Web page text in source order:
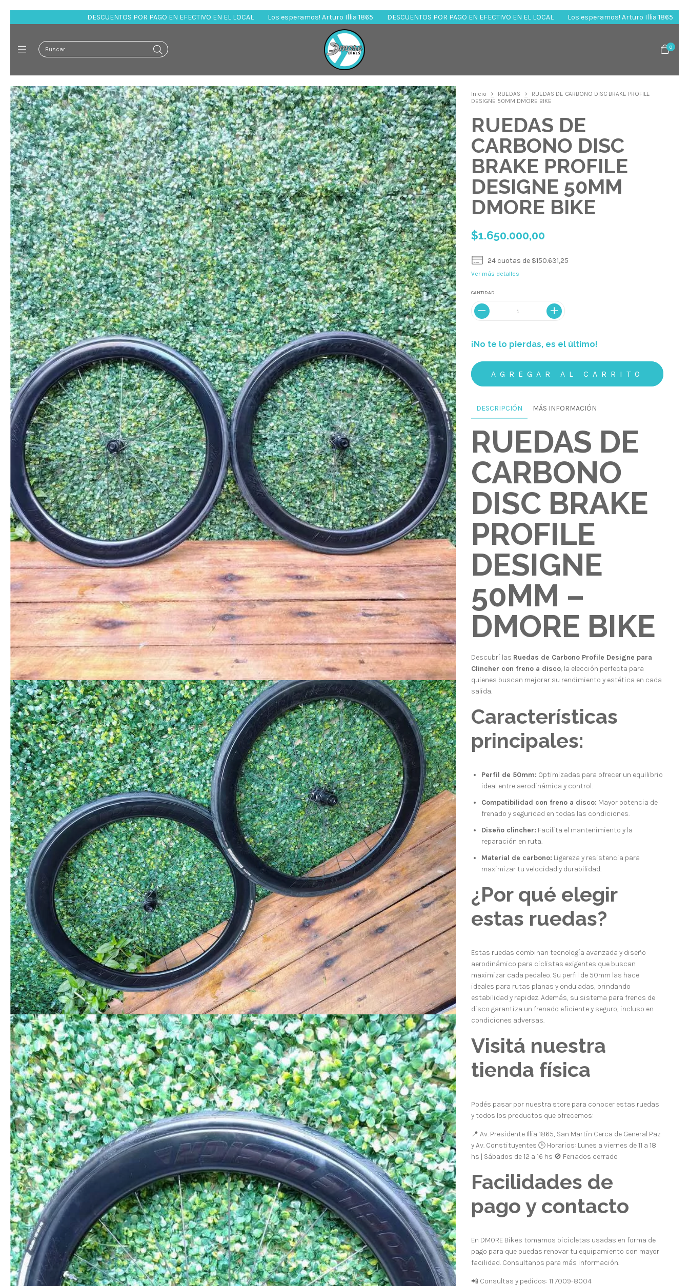
POR PAGO EN EFECTIVO EN EL LOCAL Los esperamos! Arturo Illia 1865 DESCUENTOS POR PAGO EN EFECTIVO EN EL LOCAL Los esperamos! Arturo Illia 1865 DESCUENTOS POR PAGO EN
0
Inicio > RUEDAS >
RUEDAS DE CARBONO DISC BRAKE PROFILE
DESIGNE 50MM DMORE BIKE
RUEDAS DE
CARBONO DISC
BRAKE PROFILE
DESIGNE 50MM
DMORE BIKE
$1.650.000,00
24 cuotas de $150.631,25
Ver más detalles
CANTIDAD
¡No te lo pierdas, es el último!
DESCRIPCIÓN MÁS INFORMACIÓN
RUEDAS DE
CARBONO
DISC BRAKE
PROFILE
DESIGNE
50MM –
DMORE BIKE
Descubrí las Ruedas de Carbono Profile Designe para
Clincher con freno a disco, la elección perfecta para
quienes buscan mejorar su rendimiento y estética en cada
salida.
Características
principales:
Perfil de 50mm: Optimizadas para ofrecer un equilibrio
ideal entre aerodinámica y control.
Compatibilidad con freno a disco: Mayor potencia de
frenado y seguridad en todas las condiciones.
Diseño clincher: Facilita el mantenimiento y la
reparación en ruta.
Material de carbono: Ligereza y resistencia para
maximizar tu velocidad y durabilidad.
¿Por qué elegir
estas ruedas?
Estas ruedas combinan tecnología avanzada y diseño
aerodinámico para ciclistas exigentes que buscan
maximizar cada pedaleo. Su perfil de 50mm las hace
ideales para rutas planas y onduladas, brindando
estabilidad y rapidez. Además, su sistema para frenos de
disco garantiza un frenado eficiente y seguro, incluso en
condiciones adversas.
Visitá nuestra
tienda física
Podés pasar por nuestra store para conocer estas ruedas
y todos los productos que ofrecemos:
📍 Av. Presidente Illia 1865, San Martín Cerca de General Paz
y Av. Constituyentes 🕒 Horarios: Lunes a viernes de 11 a 18
hs | Sábados de 12 a 16 hs 🚫 Feriados cerrado
Facilidades de
pago y contacto
En DMORE Bikes tomamos bicicletas usadas en forma de
pago para que puedas renovar tu equipamiento con mayor
facilidad. Consultanos para más información.
📲 Consultas y pedidos: 11 7009-8004